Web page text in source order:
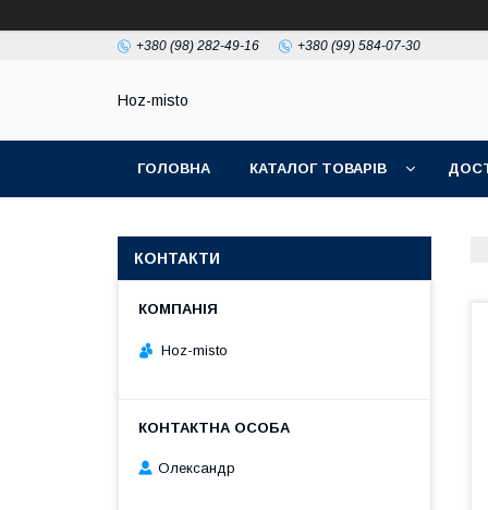
+380 (98) 282-49-16 +380 (99) 584-07-30
Hoz-misto
ГОЛОВНА КАТАЛОГ ТОВАРІВ
КОНТАКТИ
Hoz-misto
Олександр